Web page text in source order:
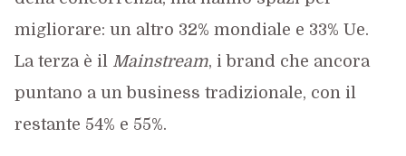
migliorare: un altro 32% mondiale e 33% Ue.
La terza è il Mainstream, i brand che ancora
puntano a un business tradizionale, con il
restante 54% e 55%.